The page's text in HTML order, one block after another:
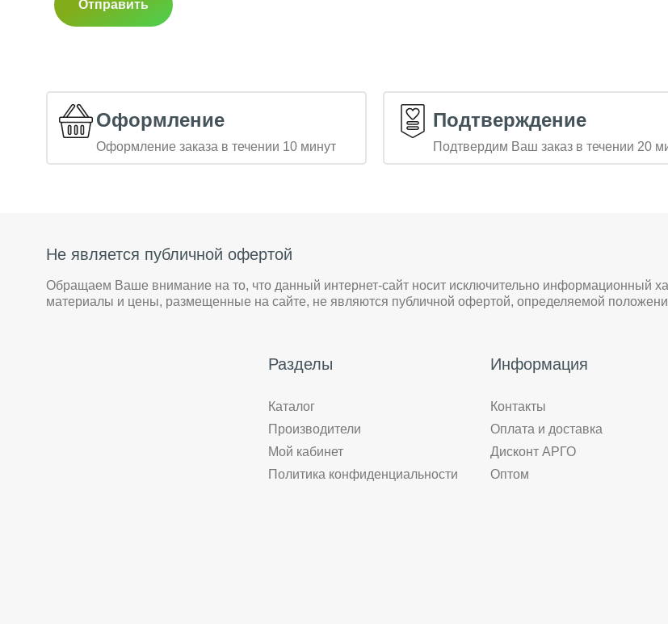
Оформление
Оформление заказа в течении 10 минут
Подтверждение
Подтвердим Ваш заказ в течении 20
Не является публичной офертой
Обращаем Ваше внимание на то, что данный интернет-сайт носит исключительно информационный
материалы и цены, размещенные на сайте, не являются публичной офертой, определяемой
Разделы
Каталог
Производители
Мой кабинет
Политика конфиденциальности
Информация
Контакты
Оплата и доставка
Дисконт АРГО
Оптом